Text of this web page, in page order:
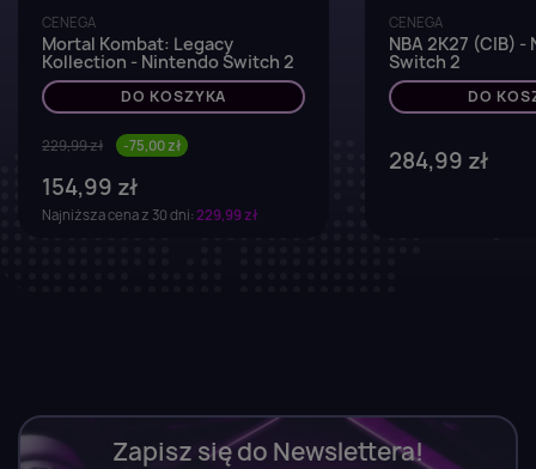
CENEGA
Mortal Kombat: Legacy
Kollection - Nintendo Switch 2
DO KOSZYKA
229,99 zł -75,00 zł
154,99 zł
Najniższa cena z 30 dni: 229,99 zł
CENEGA
NBA 2K27 (CIB)
Switch 2
DO
284,99 zł
Zapisz się do Newslettera!